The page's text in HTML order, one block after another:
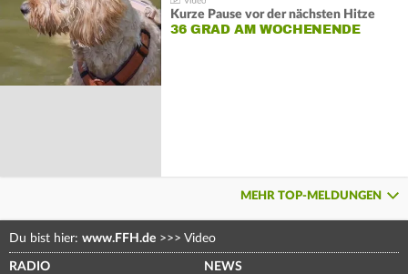
Kurze Pause vor der nächsten Hitze
36 GRAD AM WOCHENENDE
MEHR TOP-MELDUNGEN
Du bist hier: www.FFH.de >>> Video
RADIO NEWS